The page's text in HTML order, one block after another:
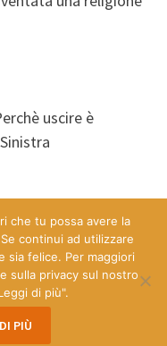
uscire è
a Misura d'Uomo
che tu possa avere la
continui ad utilizzare
sia felice. Per maggiori
sulla privacy sul nostro
di più".
PIÙ